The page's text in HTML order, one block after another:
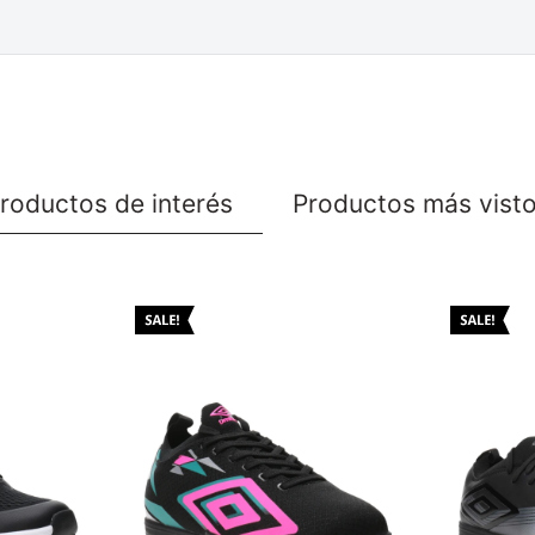
de interés Productos más